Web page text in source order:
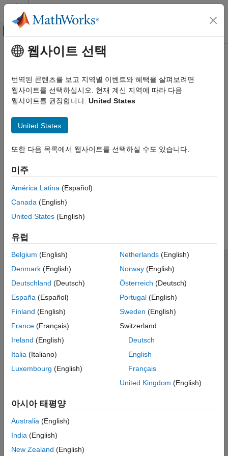
콘텐츠로 바로 가기
오프캔버스 탐색 메뉴 토글
문서 홈
Aerospace and Defense
Automotive
주요 콘텐츠
웹사이트 선택
번역된 콘텐츠를 보고 지역별 이벤트와 혜택을 살펴보려면
웹사이트를 선택하십시오. 현재 계신 지역에 따라 다음
웹사이트를 권장합니다: United States
United States
또한 다음 목록에서 웹사이트를 선택하실 수도 있습니다.
미주
América Latina (Español)
Canada (English)
United States (English)
유럽
Belgium (English)
Denmark (English)
Deutschland (Deutsch)
España (Español)
Finland (English)
France (Français)
Ireland (English)
Italia (Italiano)
Luxembourg (English)
Netherlands(English)
Norway(English)
Österreich (Deutsch)
Portugal(English)
Sweden (English)
Switzerland
Deutsch
English
Français
United Kingdom (English)
아시아 태평양
Australia (English)
India (English)
New Zealand (English)
신뢰 센터 등록 상표 개인정보 취급방침
불법 복제 방지
애플리케이션 상태
© 1994-2026 The MathWorks, Inc.